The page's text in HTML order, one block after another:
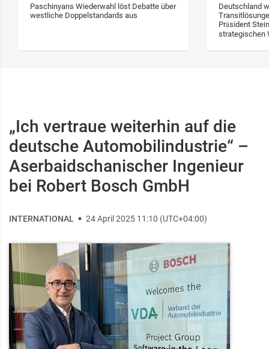
Paschinyans Wiederwahl löst Debatte über
westliche Doppelstandards aus
Deutschland
Präsident
strategischen
„Ich vertraue weiterhin auf die
deutsche Automobilindustrie“ –
Aserbaidschanischer Ingenieur
bei Robert Bosch GmbH
INTERNATIONAL 24 April 2025 11:10 (UTC+04:00)